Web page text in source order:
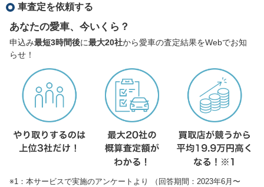
車査定を依頼する
あなたの愛車、今いくら？
申込み最短3時間後に最大20社から愛車の査定結果をWebでお知
らせ！
※1：本サービスで実施のアンケートより （回答期間：2023年6月〜